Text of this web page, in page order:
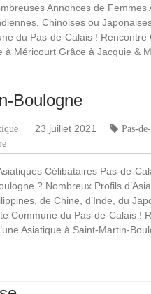
Annonces de Femmes
Chinoises ou
du Pas-de-Calais ! Rencontre
à Méricourt Grâce à Jacquie &
Boulogne
23 juillet 2021
Pas-
Célibataires Pas-de-
? Nombreux Profils
de Chine, d’Inde, du
Commune du Pas-de-Calais !
Asiatique à Saint-Martin-